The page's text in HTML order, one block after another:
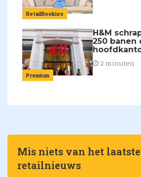
RetailRookies
Premium
H&M
250 banen
2 minuten
Mis niets van het laatste
retailnieuws